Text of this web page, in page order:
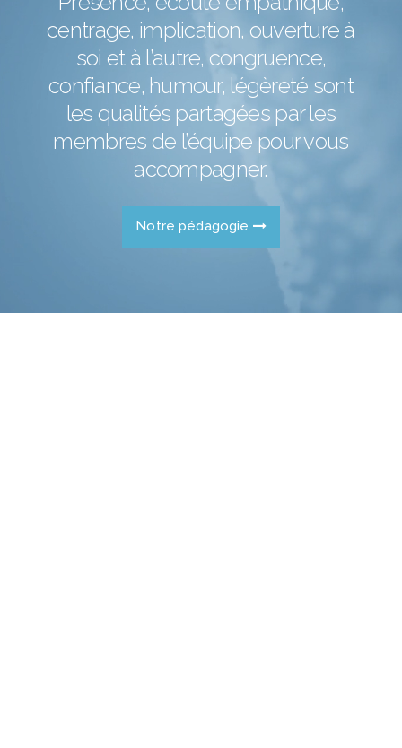
centrage, implication, ouverture à
soi et à l’autre, congruence,
confiance, humour, légèreté sont
les qualités partagées par les
membres de l’équipe pour vous
accompagner.
Notre pédagogie